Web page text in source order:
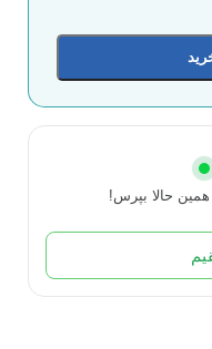
همین حالا بپرس!